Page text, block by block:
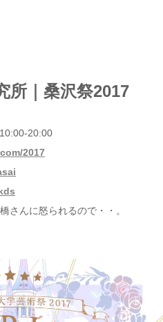
所｜桑沢祭2017
20:00
2017
さんに怒られるので・・。